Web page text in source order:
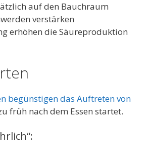
auf den Bauchraum
verstärken
erhöhen die Säureproduktion
begünstigen das Auftreten von
früh nach dem Essen startet.